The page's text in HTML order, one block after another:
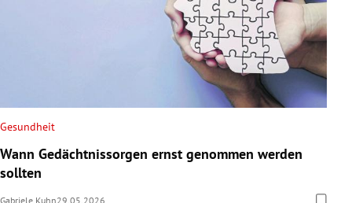
Gesundheit
Wann Gedächtnissorgen ernst genommen werden
sollten
Gabriele Kuhn29.05.2026